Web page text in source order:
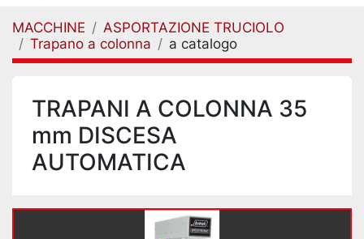
MACCHINE
ASPORTAZIONE TRUCIOLO
Trapano a colonna
a catalogo
TRAPANI A COLONNA 35
mm DISCESA
AUTOMATICA